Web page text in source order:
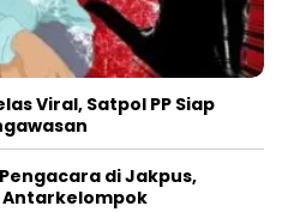
Viral, Satpol PP Siap
di Jakpus,
Antarkelompok